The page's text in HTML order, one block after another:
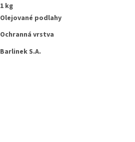
1 kg
Olejované podlahy
Ochranná vrstva
Barlinek S.A.